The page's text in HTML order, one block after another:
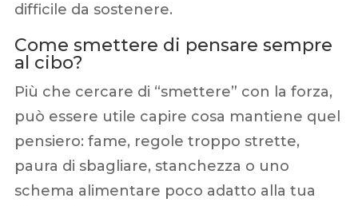
difficile da sostenere.
Come smettere di pensare sempre
al cibo?
Più che cercare di “smettere” con la forza,
può essere utile capire cosa mantiene quel
pensiero: fame, regole troppo strette,
paura di sbagliare, stanchezza o uno
schema alimentare poco adatto alla tua